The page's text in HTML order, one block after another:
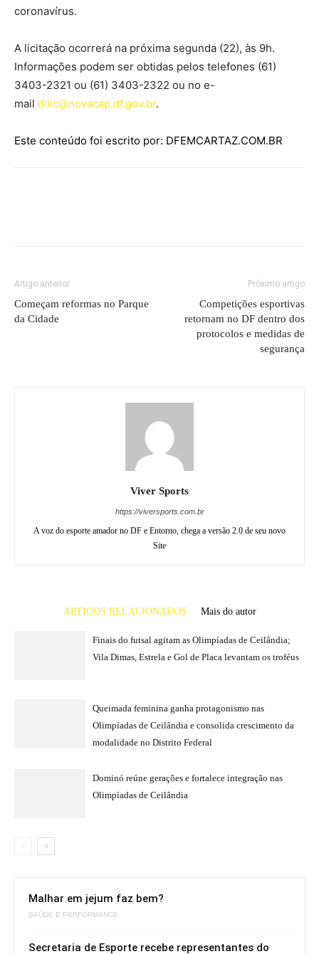
coronavírus.
A licitação ocorrerá na próxima segunda (22), às 9h.
Informações podem ser obtidas pelos telefones (61)
3403-2321 ou (61) 3403-2322 ou no e-
mail dilic@novacap.df.gov.br.
Este conteúdo foi escrito por: DFEMCARTAZ.COM.BR
Artigo anterior
Começam reformas no Parque
da Cidade
Próximo artigo
Competições esportivas
retornam no DF dentro dos
protocolos e medidas de
segurança
Viver Sports
https://viversports.com.br
A voz do esporte amador no DF e Entorno, chega a versão 2.0 de seu novo
Site
ARTIGOS RELACIONADOS Mais do autor
Finais do futsal agitam as Olimpíadas de Ceilândia;
Vila Dimas, Estrela e Gol de Placa levantam os troféus
Queimada feminina ganha protagonismo nas
Olimpíadas de Ceilândia e consolida crescimento da
modalidade no Distrito Federal
Dominó reúne gerações e fortalece integração nas
Olimpíadas de Ceilândia
Malhar em jejum faz bem?
SAÚDE E PERFORMANCE
Secretaria de Esporte recebe representantes do